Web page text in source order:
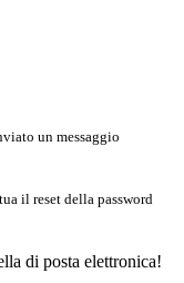
un messaggio
il reset della password
di posta elettronica!